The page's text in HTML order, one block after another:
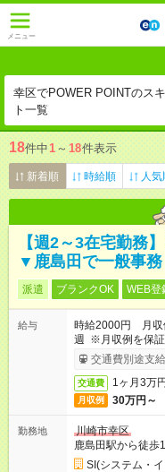
メニュー
幸区でPOWER POINTのス
ト一覧
18件中1 ～ 18件表示
新着順 時給順 人気
【週2～3在宅勤務
▼鹿島田で一般事務
派遣 ブランクOK WEB登
給与
時給2000円 月収
週 ※月収例を保証
ービス利用可（利
交通費別途支
交通費 1ヶ月3万
月収例 30万円～
勤務地
川崎市幸区
鹿島田駅から徒歩
SI(システム・